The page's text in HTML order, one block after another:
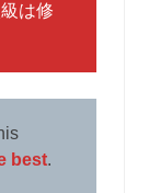
は修
best.